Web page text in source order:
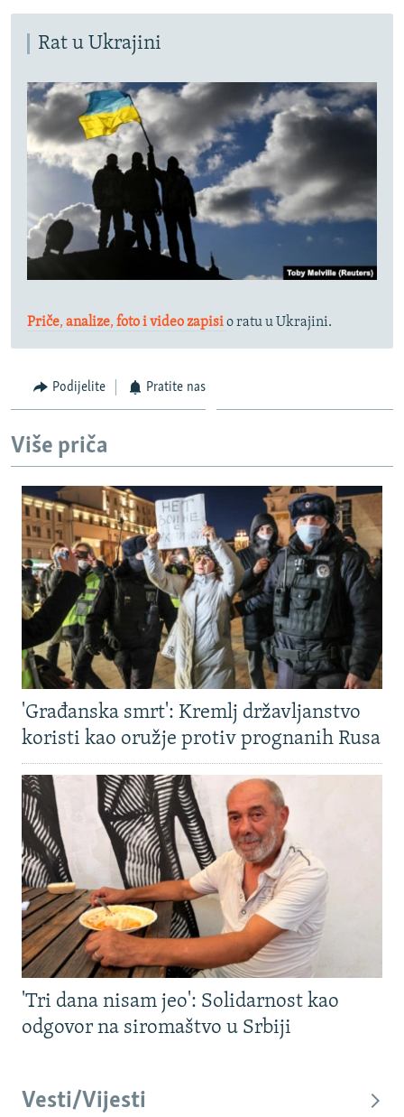
Auto 240p 360p 480p
480p
Rat u Ukrajini
Priče, analize, foto i video zapisio ratu u Ukrajini.
Podijelite Pratite nas
Više priča
'Građanska smrt': Kremlj državljanstvo
koristi kao oružje protiv prognanih Rusa
'Tri dana nisam jeo': Solidarnost kao
odgovor na siromaštvo u Srbiji
Vesti/Vijesti